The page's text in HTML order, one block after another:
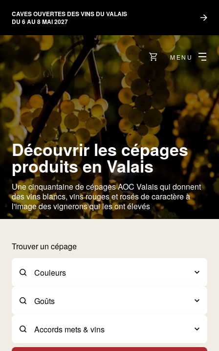
CAVES OUVERTES DES VINS DU VALAIS
DU 6 AU 8 MAI 2027
MENU
Découvrir les cépages
produits en Valais
Une cinquantaine de cépages AOC Valais qui donnent
des vins blancs, vins rouges et rosés de caractère à
l'image des vignerons qui les ont élevés
Trouver un cépage